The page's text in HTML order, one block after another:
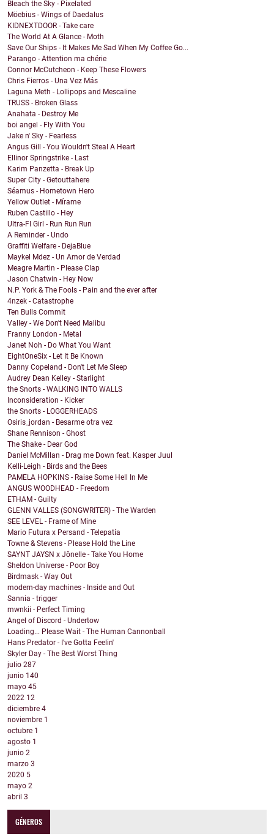
Bleach the Sky - Pixelated
Möebius - Wings of Daedalus
KIDNEXTDOOR - Take care
The World At A Glance - Moth
Save Our Ships - It Makes Me Sad When My Coffee Go...
Parango - Attention ma chérie
Connor McCutcheon - Keep These Flowers
Chris Fierros - Una Vez Más
Laguna Meth - Lollipops and Mescaline
TRUSS - Broken Glass
Anahata - Destroy Me
boi angel - Fly With You
Jake n' Sky - Fearless
Angus Gill - You Wouldn't Steal A Heart
Ellinor Springstrike - Last
Karim Panzetta - Break Up
Super City - Getouttahere
Séamus - Hometown Hero
Yellow Outlet - Mírame
Ruben Castillo - Hey
Ultra-FI Girl - Run Run Run
A Reminder - Undo
Graffiti Welfare - DejaBlue
Maykel Mdez - Un Amor de Verdad
Meagre Martin - Please Clap
Jason Chatwin - Hey Now
N.P. York & The Fools - Pain and the ever after
4nzek - Catastrophe
Ten Bulls Commit
Valley - We Don't Need Malibu
Franny London - Metal
Janet Noh - Do What You Want
EightOneSix - Let It Be Known
Danny Copeland - Don't Let Me Sleep
Audrey Dean Kelley - Starlight
the Snorts - WALKING INTO WALLS
Inconsideration - Kicker
the Snorts - LOGGERHEADS
Osiris_jordan - Besarme otra vez
Shane Rennison - Ghost
The Shake - Dear God
Daniel McMillan - Drag me Down feat. Kasper Juul
Kelli-Leigh - Birds and the Bees
PAMELA HOPKINS - Raise Some Hell In Me
ANGUS WOODHEAD - Freedom
ETHAM - Guilty
GLENN VALLES (SONGWRITER) - The Warden
SEE LEVEL - Frame of Mine
Mario Futura x Persand - Telepatía
Towne & Stevens - Please Hold the Line
SAYNT JAYSN x Jônelle - Take You Home
Sheldon Universe - Poor Boy
Birdmask - Way Out
modern-day machines - Inside and Out
Sannia - trigger
mwnkii - Perfect Timing
Angel of Discord - Undertow
Loading... Please Wait - The Human Cannonball
Hans Predator - I've Gotta Feelin'
Skyler Day - The Best Worst Thing
julio 287
junio 140
mayo 45
2022 12
diciembre 4
noviembre 1
octubre 1
agosto 1
junio 2
marzo 3
2020 5
mayo 2
abril 3
GÉNEROS